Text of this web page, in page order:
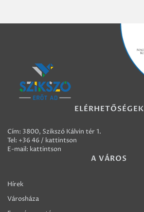
ELÉRHETŐSÉGEK
Cím: 3800, Szikszó Kálvin tér 1.
Tel: +36 46 / kattintson
E-mail: kattintson
A VÁROS
Hírek
Városháza